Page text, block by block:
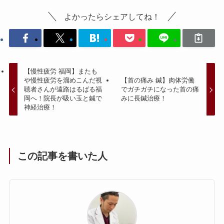
よかったらシェアしてね！
【慢性疲労 福岡】またも
や慢性疲労を溜めこんだ視
聴者さんが遠路はるばる福
岡へ！院長が吸い玉と鍼で
神経治療！
【首の痛み 鍼】肉体労働
でガチガチになった首の痛
みに長鍼治療！
この記事を書いた人